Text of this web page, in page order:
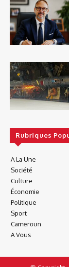
Rubriques
A La Une
Société
Culture
Économie
Politique
Sport
Cameroun
A Vous